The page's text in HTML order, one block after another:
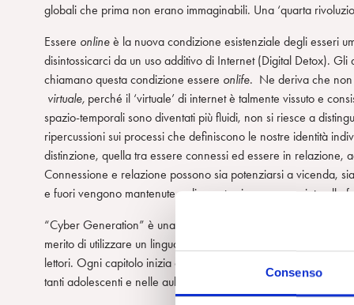
Consenso
globali che prima non erano immaginabili. Una ‘quarta
Essere online è la nuova condizione esistenziale degli esseri
disintossicarci da un uso additivo di Internet (Digital Detox).
chiamano questa condizione essere onlife. Ne deriva che non
virtuale, perché il ‘virtuale’ di internet è talmente vissuto e
spazio-temporali sono diventati più fluidi, non si riesce a
ripercussioni sui processi che definiscono le nostre identità
distinzione, quella tra essere connessi ed essere in relazione,
Connessione e relazione possono sia potenziarsi a vicenda,
e fuori vengono mantenute e di quanto siano appropriate alla
“Cyber Generation” è una guida preziosa per orientarci nella
merito di utilizzare un linguaggio non eccessivamente tecnico
lettori. Ogni capitolo inizia con un racconto “inventato ma
tanti adolescenti e nelle aule scolastiche.